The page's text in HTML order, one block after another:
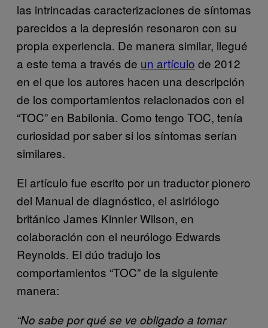
las intrincadas caracterizaciones de síntomas
parecidos a la depresión resonaron con su
propia experiencia. De manera similar, llegué
a este tema a través de un artículo de 2012
en el que los autores hacen una descripción
de los comportamientos relacionados con el
“TOC” en Babilonia. Como tengo TOC, tenía
curiosidad por saber si los síntomas serían
similares.
El artículo fue escrito por un traductor pionero
del Manual de diagnóstico, el asiriólogo
británico James Kinnier Wilson, en
colaboración con el neurólogo Edwards
Reynolds. El dúo tradujo los
comportamientos “TOC” de la siguiente
manera:
“No sabe por qué se ve obligado a tomar